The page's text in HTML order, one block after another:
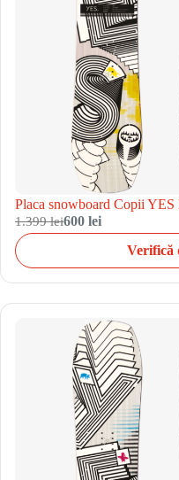
Placa snowboard Copii
1.399 lei600 lei
Verifică